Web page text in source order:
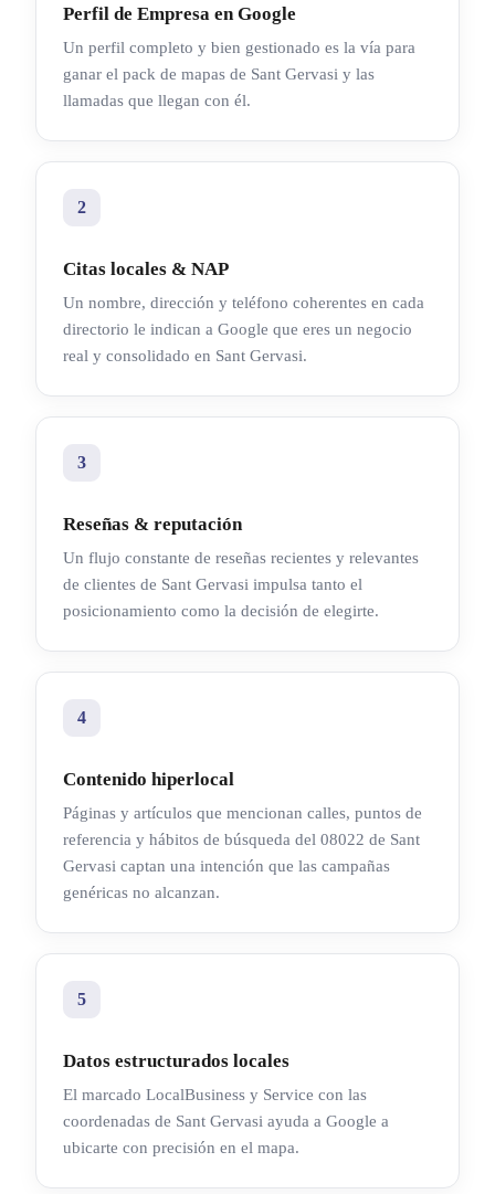
Perfil de Empresa en Google
Un perfil completo y bien gestionado es la vía para
ganar el pack de mapas de Sant Gervasi y las
llamadas que llegan con él.
2
Citas locales & NAP
Un nombre, dirección y teléfono coherentes en cada
directorio le indican a Google que eres un negocio
real y consolidado en Sant Gervasi.
3
Reseñas & reputación
Un flujo constante de reseñas recientes y relevantes
de clientes de Sant Gervasi impulsa tanto el
posicionamiento como la decisión de elegirte.
4
Contenido hiperlocal
Páginas y artículos que mencionan calles, puntos de
referencia y hábitos de búsqueda del 08022 de Sant
Gervasi captan una intención que las campañas
genéricas no alcanzan.
5
Datos estructurados locales
El marcado LocalBusiness y Service con las
coordenadas de Sant Gervasi ayuda a Google a
ubicarte con precisión en el mapa.